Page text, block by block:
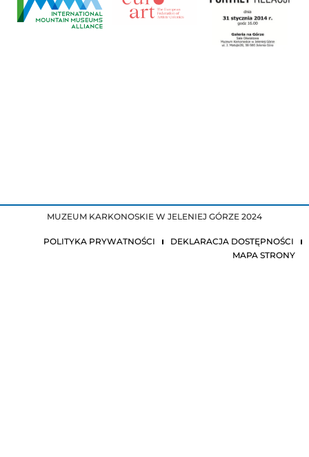
MUZEUM KARKONOSKIE W JELENIEJ GÓRZE 2024
POLITYKA PRYWATNOŚCI
DEKLARACJA DOSTĘPNOŚCI
MAPA STRONY